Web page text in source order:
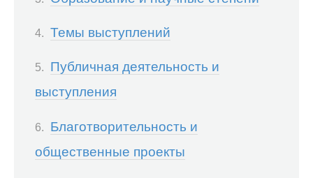
Темы выступлений
Публичная деятельность и
выступления
Благотворительность и
общественные проекты